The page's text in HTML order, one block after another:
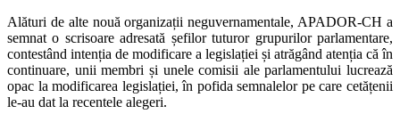
Alături de alte nouă organizații neguvernamentale, APADOR-CH a
semnat o scrisoare adresată șefilor tuturor grupurilor parlamentare,
contestând intenția de modificare a legislației și atrăgând atenția că în
continuare, unii membri și unele comisii ale parlamentului lucrează
opac la modificarea legislației, în pofida semnalelor pe care cetățenii
le-au dat la recentele alegeri.